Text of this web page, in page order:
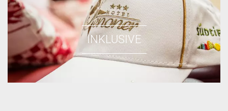
INKLUSIVE